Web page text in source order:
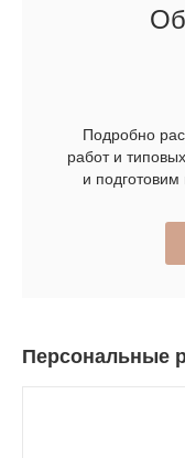
Подробно
работ и
и
Персональные